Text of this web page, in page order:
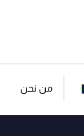
من نحن